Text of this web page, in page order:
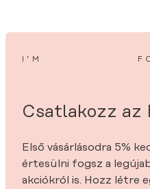
I’M
Csatlakozz az
Első vásárlásodra 5%
értesülni fogsz a
akciókról is. Hozz létre